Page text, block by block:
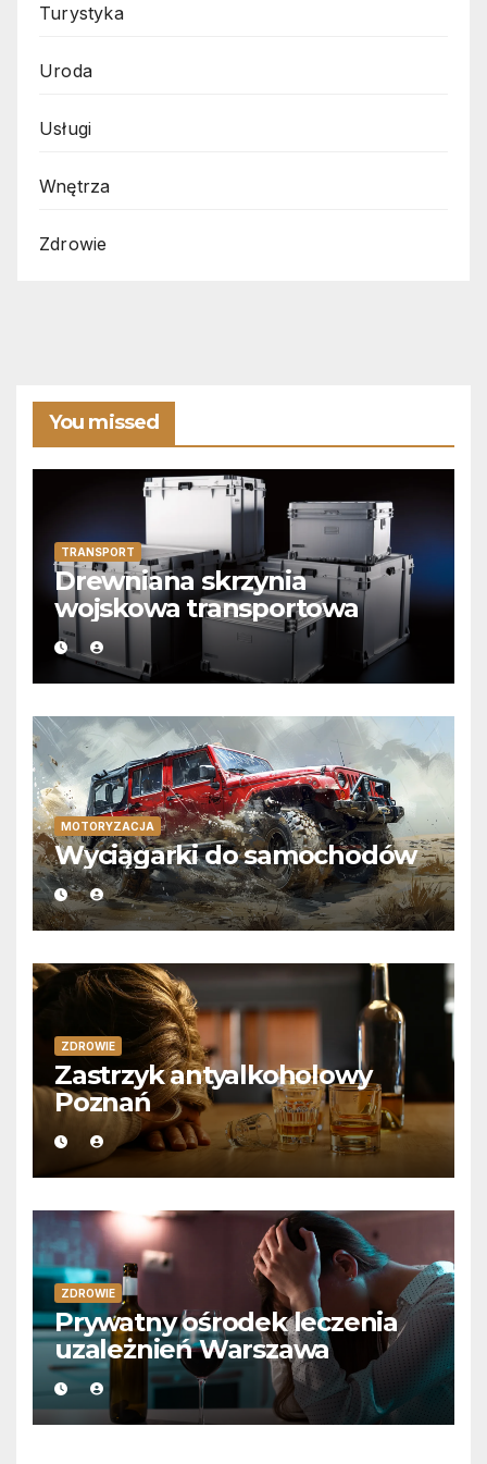
Turystyka
Uroda
Usługi
Wnętrza
Zdrowie
You missed
TRANSPORT
Drewniana skrzynia
wojskowa transportowa
MOTORYZACJA
Wyciągarki do samochodów
ZDROWIE
Zastrzyk antyalkoholowy
Poznań
ZDROWIE
Prywatny ośrodek leczenia
uzależnień Warszawa